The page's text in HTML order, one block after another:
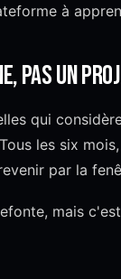
à
pas un
qui
les six
par la
mais